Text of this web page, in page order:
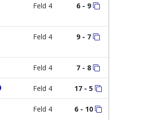
Feld 4 6 - 9
Feld 4 9 - 7
Feld 4 7 - 8
Feld 4 17 - 5
Feld 4 6 - 10